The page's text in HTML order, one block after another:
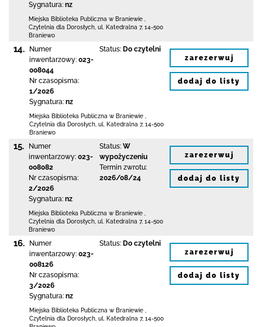
Sygnatura: nz
Miejska Biblioteka Publiczna w Braniewie
Czytelnia dla Dorosłych, ul. Katedralna 7, 14-500
Braniewo
14.
Numer
inwentarzowy: 023-
008044
Nr czasopisma:
1/2026
Sygnatura: nz
Status: Do czytelni
Miejska Biblioteka Publiczna w Braniewie
Czytelnia dla Dorosłych, ul. Katedralna 7, 14-500
Braniewo
zarezerwuj
dodaj do listy
15.
Numer
inwentarzowy: 023-
008082
Nr czasopisma:
2/2026
Sygnatura: nz
Status: W
wypożyczeniu
Termin zwrotu:
2026/08/24
Miejska Biblioteka Publiczna w Braniewie
Czytelnia dla Dorosłych, ul. Katedralna 7, 14-500
Braniewo
zarezerwuj
dodaj do listy
16.
Numer
inwentarzowy: 023-
008126
Nr czasopisma:
3/2026
Sygnatura: nz
Status: Do czytelni
Miejska Biblioteka Publiczna w Braniewie
Czytelnia dla Dorosłych, ul. Katedralna 7, 14-500
zarezerwuj
dodaj do listy